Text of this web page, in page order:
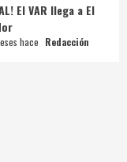
El VAR llega a El
hace Redacción